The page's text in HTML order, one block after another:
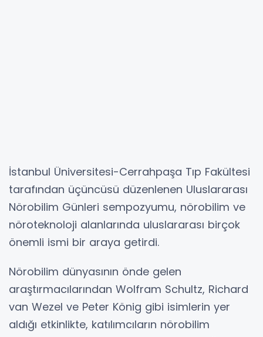
İstanbul Üniversitesi-Cerrahpaşa Tıp Fakültesi
tarafından üçüncüsü düzenlenen Uluslararası
Nörobilim Günleri sempozyumu, nörobilim ve
nöroteknoloji alanlarında uluslararası birçok
önemli ismi bir araya getirdi.
Nörobilim dünyasının önde gelen
araştırmacılarından Wolfram Schultz, Richard
van Wezel ve Peter König gibi isimlerin yer
aldığı etkinlikte, katılımcıların nörobilim